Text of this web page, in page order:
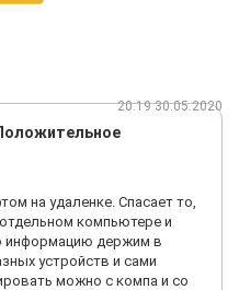
20:19 30.05.2020
на удаленке. Спасает то,
компьютере и
информацию держим в
устройств и сами
можно с компа и со